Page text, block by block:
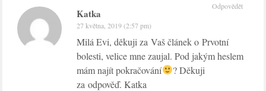
Katka
27 května, 2019 (2:57 pm)
Milá Evi, děkuji za Vaš článek o Prvotní
bolesti, velice mne zaujal. Pod jakým heslem
mám najít pokračování
? Děkuji
za odpověď. Katka
Odpovědět